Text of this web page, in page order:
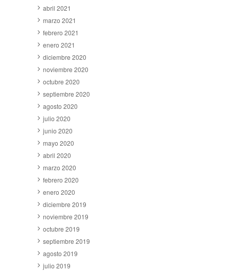
abril 2021
marzo 2021
febrero 2021
enero 2021
diciembre 2020
noviembre 2020
octubre 2020
septiembre 2020
agosto 2020
julio 2020
junio 2020
mayo 2020
abril 2020
marzo 2020
febrero 2020
enero 2020
diciembre 2019
noviembre 2019
octubre 2019
septiembre 2019
agosto 2019
julio 2019